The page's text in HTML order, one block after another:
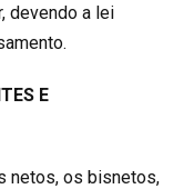
devendo a lei
E
netos, os bisnetos,